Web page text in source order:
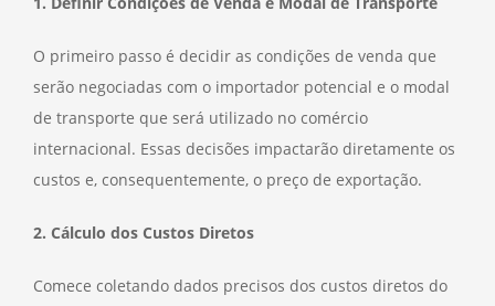
O primeiro passo é decidir as condições de venda que
serão negociadas com o importador potencial e o modal
de transporte que será utilizado no comércio
internacional. Essas decisões impactarão diretamente os
custos e, consequentemente, o preço de exportação.
2. Cálculo dos Custos Diretos
Comece coletando dados precisos dos custos diretos do